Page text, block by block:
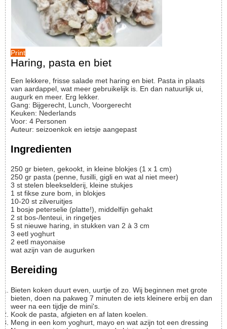
Print
Haring, pasta en biet
Een lekkere, frisse salade met haring en biet. Pasta in plaats
van aardappel, wat meer gebruikelijk is. En dan natuurlijk ui,
augurk en meer. Erg lekker.
Gang: Bijgerecht, Lunch, Voorgerecht
Keuken: Nederlands
Voor: 4 Personen
Auteur: seizoenkok en ietsje aangepast
Ingredienten
250 gr bieten, gekookt, in kleine blokjes (1 x 1 cm)
250 gr pasta (penne, fusilli, gigli en wat al niet meer)
3 st stelen bleekselderij, kleine stukjes
1 st fikse zure bom, in blokjes
10-20 st zilveruitjes
1 bosje peterselie (platte!), middelfijn gehakt
2 st bos-/lenteui, in ringetjes
5 st nieuwe haring, in stukken van 2 à 3 cm
3 eetl yoghurt
2 eetl mayonaise
wat azijn van de augurken
Bereiding
Bieten koken duurt even, uurtje of zo. Wij beginnen met grote
bieten, doen na pakweg 7 minuten de iets kleinere erbij en dan
weer na een tijdje de mini's.
Kook de pasta, afgieten en af laten koelen.
Meng in een kom yoghurt, mayo en wat azijn tot een dressing